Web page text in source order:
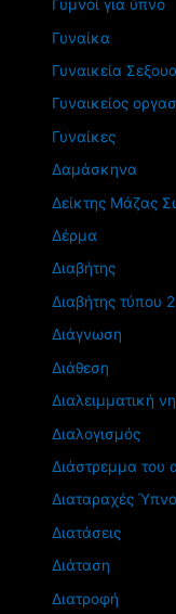
Γυμνοί για ύπνο
Γυναίκα
Γυναικεία
Γυναικείος
Γυναίκες
Δαμάσκηνα
Δείκτης Μάζας
Δέρμα
Διαβήτης
Διαβήτης τύπου 2
Διάγνωση
Διάθεση
Διαλειμματική
Διαλογισμός
Διάστρεμμα του
Διαταραχές
Διατάσεις
Διάταση
Διατροφή